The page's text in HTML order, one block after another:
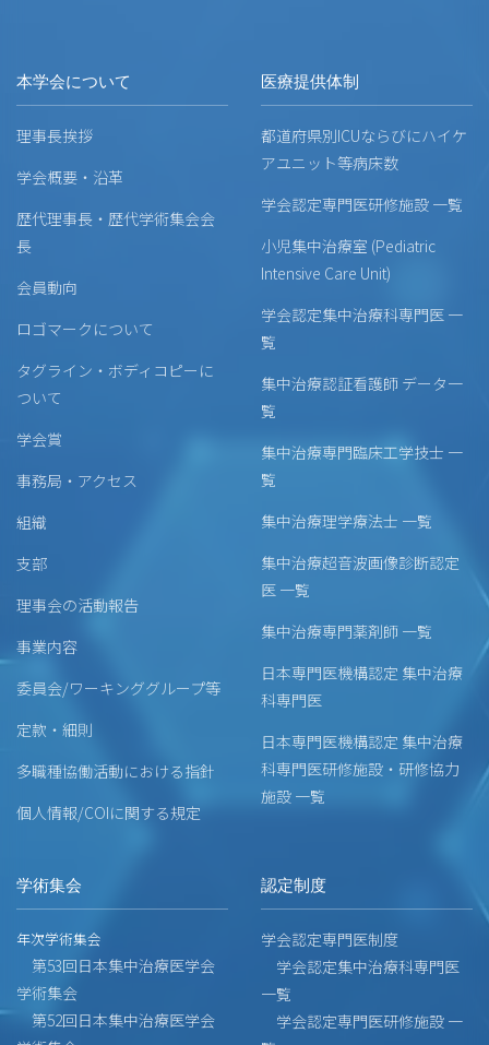
本学会について
理事長挨拶
学会概要・沿革
歴代理事長・歴代学術集会会
長
会員動向
ロゴマークについて
タグライン・ボディコピーに
ついて
学会賞
事務局・アクセス
組織
支部
理事会の活動報告
事業内容
委員会/ワーキンググループ等
定款・細則
多職種協働活動における指針
個人情報/COIに関する規定
医療提供体制
都道府県別ICUならびにハイケ
アユニット等病床数
学会認定専門医研修施設 一覧
小児集中治療室 (Pediatric
Intensive Care Unit)
学会認定集中治療科専門医 一
覧
集中治療認証看護師 データ一
覧
集中治療専門臨床工学技士 一
覧
集中治療理学療法士 一覧
集中治療超音波画像診断認定
医 一覧
集中治療専門薬剤師 一覧
日本専門医機構認定 集中治療
科専門医
日本専門医機構認定 集中治療
科専門医研修施設・研修協力
施設 一覧
学術集会
年次学術集会
第53回日本集中治療医学会
学術集会
第52回日本集中治療医学会
認定制度
学会認定専門医制度
学会認定集中治療科専門医
一覧
学会認定専門医研修施設 一